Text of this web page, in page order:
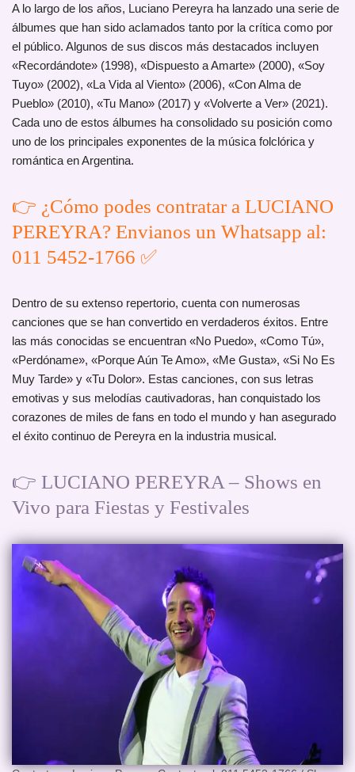
A lo largo de los años, Luciano Pereyra ha lanzado una serie de
álbumes que han sido aclamados tanto por la crítica como por
el público. Algunos de sus discos más destacados incluyen
«Recordándote» (1998), «Dispuesto a Amarte» (2000), «Soy
Tuyo» (2002), «La Vida al Viento» (2006), «Con Alma de
Pueblo» (2010), «Tu Mano» (2017) y «Volverte a Ver» (2021).
Cada uno de estos álbumes ha consolidado su posición como
uno de los principales exponentes de la música folclórica y
romántica en Argentina.
👉 ¿Cómo podes contratar a LUCIANO
PEREYRA? Envianos un Whatsapp al:
011 5452-1766 ✅
Dentro de su extenso repertorio, cuenta con numerosas
canciones que se han convertido en verdaderos éxitos. Entre
las más conocidas se encuentran «No Puedo», «Como Tú»,
«Perdóname», «Porque Aún Te Amo», «Me Gusta», «Si No Es
Muy Tarde» y «Tu Dolor». Estas canciones, con sus letras
emotivas y sus melodías cautivadoras, han conquistado los
corazones de miles de fans en todo el mundo y han asegurado
el éxito continuo de Pereyra en la industria musical.
👉 LUCIANO PEREYRA – Shows en
Vivo para Fiestas y Festivales